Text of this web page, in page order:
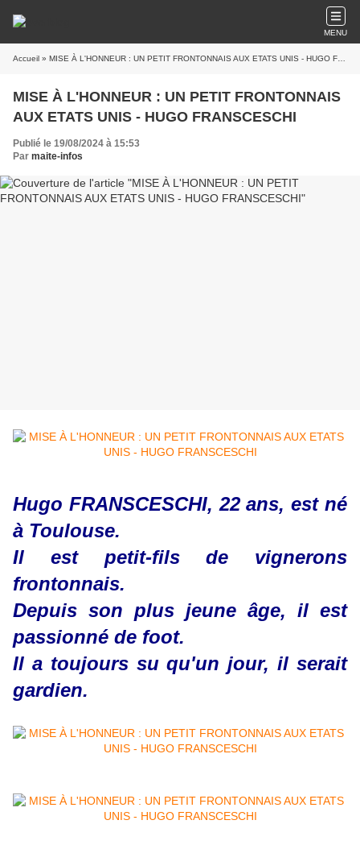
MENU
Accueil » MISE À L'HONNEUR : UN PETIT FRONTONNAIS AUX ETATS UNIS - HUGO FRANSCESCHI
MISE À L'HONNEUR : UN PETIT FRONTONNAIS
AUX ETATS UNIS - HUGO FRANSCESCHI
Publié le 19/08/2024 à 15:53
Par maite-infos
Hugo FRANSCESCHI, 22 ans, est né
à Toulouse.
Il est petit-fils de vignerons
frontonnais.
Depuis son plus jeune âge, il est
passionné de foot.
Il a toujours su qu'un jour, il serait
gardien.